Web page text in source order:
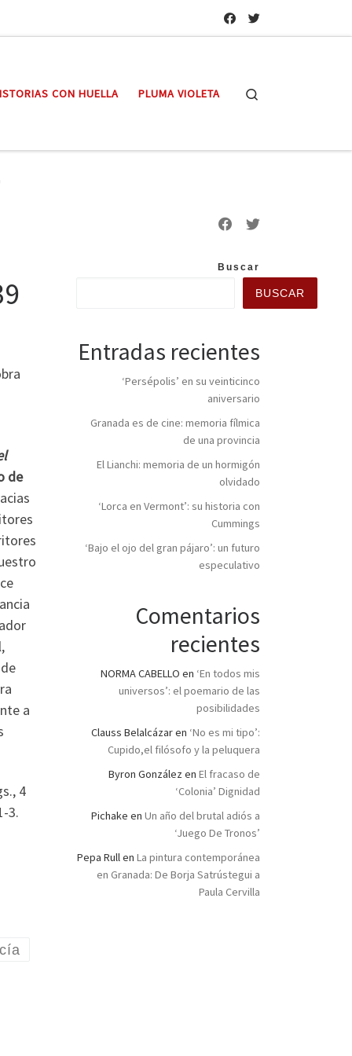
CON HUELLA PLUMA VIOLETA
de
a
4
3.
Buscar
BUSCAR
Entradas recientes
‘Persépolis’ en su veinticinco
aniversario
Granada es de cine: memoria fílmica
de una provincia
El Lianchi: memoria de un hormigón
olvidado
‘Lorca en Vermont’: su historia con
Cummings
‘Bajo el ojo del gran pájaro’: un futuro
especulativo
Comentarios
recientes
NORMA CABELLO en ‘En todos mis
universos’: el poemario de las
posibilidades
Clauss Belalcázaren ‘No es mi tipo’:
Cupido,el filósofo y la peluquera
Byron González en El fracaso de
‘Colonia’ Dignidad
Pichake en Un año del brutal adiós a
‘Juego De Tronos’
Pepa Rullen La pintura contemporánea
en Granada: De Borja Satrústegui a
Paula Cervilla